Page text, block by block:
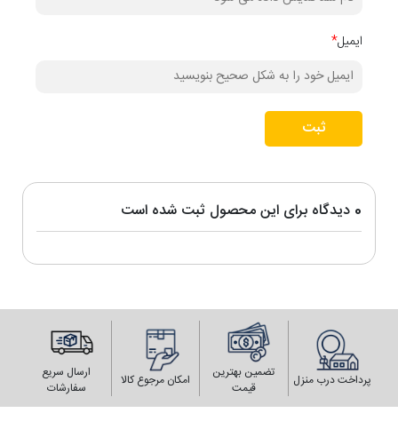
0 دیدگاه برای این محصول ثبت شده است
ایمیل*
ثبت
پرداخت درب منزل
تضمین بهترین
قیمت
امکان مرجوع کالا
ارسال سریع
سفارشات